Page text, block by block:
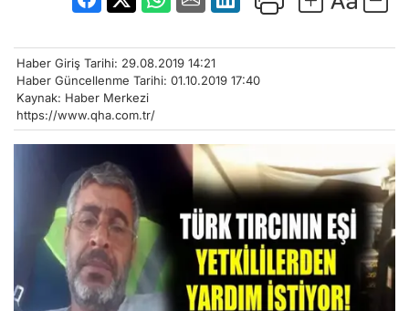
Haber Giriş Tarihi: 29.08.2019 14:21
Haber Güncellenme Tarihi: 01.10.2019 17:40
Kaynak: Haber Merkezi
https://www.qha.com.tr/